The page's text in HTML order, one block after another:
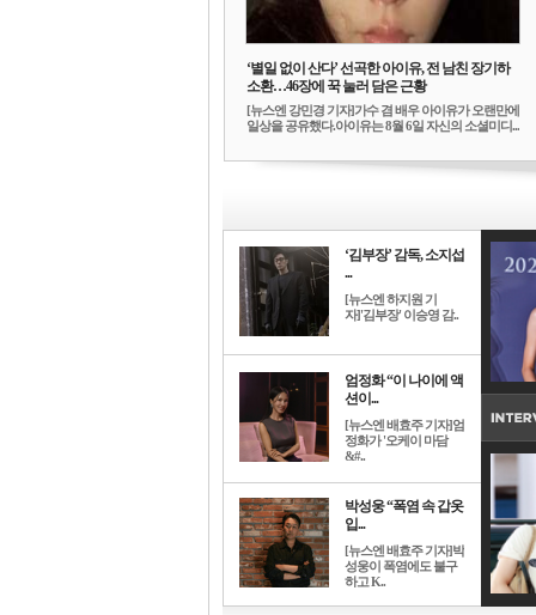
‘별일 없이 산다’ 선곡한 아이유, 전 남친 장기하
소환…46장에 꾹 눌러 담은 근황
[뉴스엔 강민경 기자]가수 겸 배우 아이유가 오랜만에
일상을 공유했다.아이유는 8월 6일 자신의 소셜미디...
‘김부장’ 감독, 소지섭
...
[뉴스엔 하지원 기
자]'김부장' 이승영 감..
엄정화 “이 나이에 액
션이...
[뉴스엔 배효주 기자]엄
정화가 '오케이 마담
&#..
박성웅 “폭염 속 갑옷
입...
[뉴스엔 배효주 기자]박
성웅이 폭염에도 불구
하고 K..